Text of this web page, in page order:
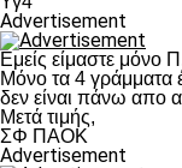
Advertisement
Εμείς είμαστε μόνο
Μόνο τα 4 γράμματα
δεν είναι πάνω απο
Μετά τιμής,
ΣΦ ΠΑΟΚ
Advertisement